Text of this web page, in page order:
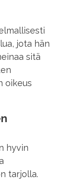
jota hän
sitä
oikeus
hyvin
tarjolla.